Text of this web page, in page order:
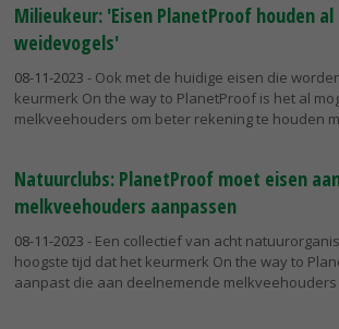
Milieukeur: 'Eisen PlanetProof houden
weidevogels'
08-11-2023 - Ook met de huidige eisen die
keurmerk On the way to PlanetProof is het al
melkveehouders om beter rekening te houden
Natuurclubs: PlanetProof moet eisen
melkveehouders aanpassen
08-11-2023 - Een collectief van acht
hoogste tijd dat het keurmerk On the way to
aanpast die aan deelnemende